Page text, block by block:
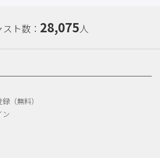
ト数： 28,075人
（無料）
ン